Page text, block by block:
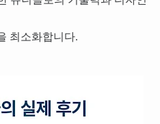
최소화합니다.